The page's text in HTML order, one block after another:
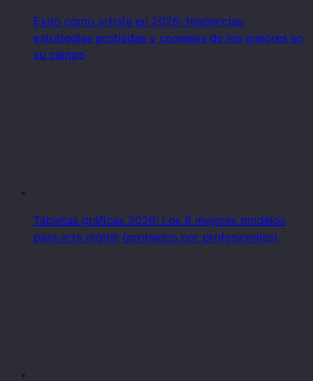
Éxito como artista en 2026: tendencias,
estrategias probadas y consejos de los mejores en
su campo
Tabletas gráficas 2026: Los 8 mejores modelos
para arte digital (probados por profesionales)